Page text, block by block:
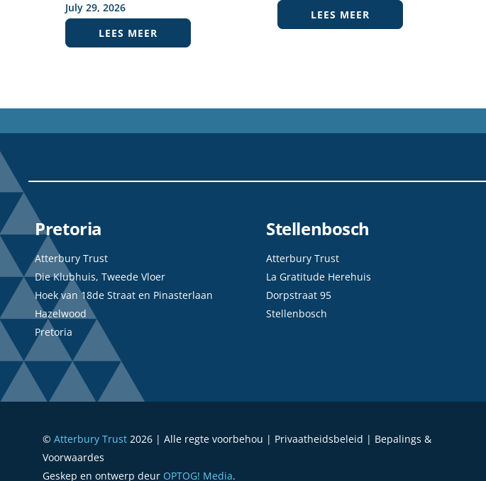
July 29, 2026
LEES MEER
LEES MEER
Pretoria
Atterbury Trust
Die Klubhuis, Tweede Vloer
Hoek van 18de Straat en Pinasterlaan
Hazelwood
Pretoria
Stellenbosch
Atterbury Trust
La Gratitude Herehuis
Dorpstraat 95
Stellenbosch
© Atterbury Trust2026 | Alle regte voorbehou | Privaatheidsbeleid | Bepalings &
Voorwaardes
Geskep en ontwerp deur OPTOG! Media.